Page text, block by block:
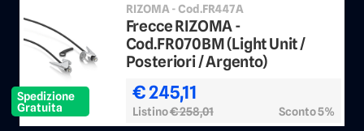
Spedizione
Gratuita
RIZOMA - Cod.FR447A
Frecce RIZOMA -
Cod.FR070BM (Light Unit /
Posteriori / Argento)
€ 245,11
Listino€ 258,01 Sconto 5%